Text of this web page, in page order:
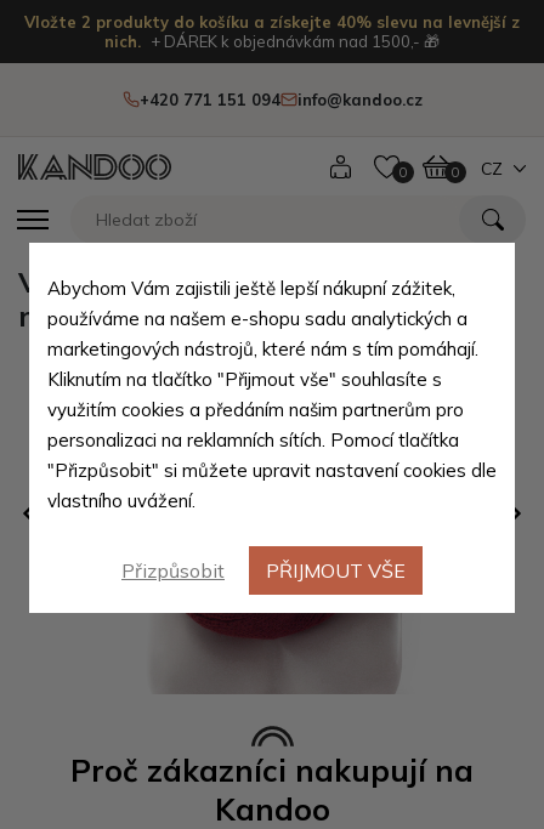
Vložte 2 produkty do košíku a získejte 40% slevu na levnější z
nich.
+ DÁREK k objednávkám nad 1500,- 🎁
+420 771 151 094 info@kandoo.cz
0 0 CZ
Proč zákazníci nakupují na
Kandoo
Vínově červený pletený dámský
nákrčník Rivera
Abychom Vám zajistili ještě lepší nákupní zážitek,
používáme na našem e-shopu sadu analytických a
marketingových nástrojů, které nám s tím pomáhají.
Kliknutím na tlačítko "Přijmout vše" souhlasíte s
využitím cookies a předáním našim partnerům pro
personalizaci na reklamních sítích. Pomocí tlačítka
"Přizpůsobit" si můžete upravit nastavení cookies dle
vlastního uvážení.
Přizpůsobit PŘIJMOUT VŠE